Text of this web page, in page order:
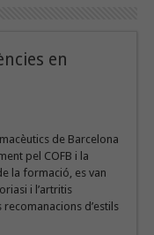
en
de Barcelona
pel COFB i la
la formació, es van
i l’artritis
d’estils